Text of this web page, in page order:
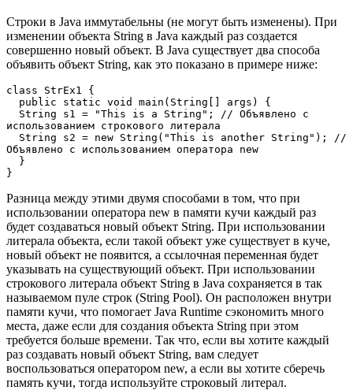
Строки в Java иммутабельны (не могут быть изменены). При
изменении объекта String в Java каждый раз создается
совершенно новый объект. В Java существует два способа
объявить объект String, как это показано в примере ниже:
class StrEx1 {
использованием строкового литерала
Объявлено с использованием оператора new
}
Разница между этими двумя способами в том, что при
использовании оператора new в памяти кучи каждый раз
будет создаваться новый объект String. При использовании
литерала объекта, если такой объект уже существует в куче,
новый объект не появится, а ссылочная переменная будет
указывать на существующий объект. При использовании
строкового литерала объект String в Java сохраняется в так
называемом пуле строк (String Pool). Он расположен внутри
памяти кучи, что помогает Java Runtime сэкономить много
места, даже если для создания объекта String при этом
требуется больше времени. Так что, если вы хотите каждый
раз создавать новый объект String, вам следует
воспользоваться оператором new, а если вы хотите сберечь
память кучи, тогда используйте строковый литерал.